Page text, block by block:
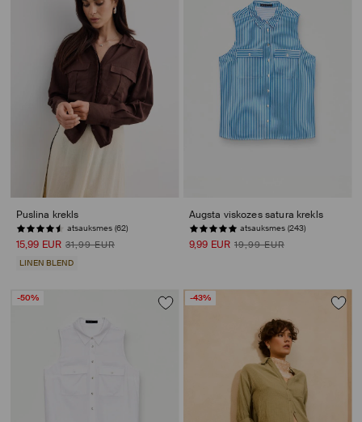
Puslina krekls
atsauksmes (62)
15,99 EUR 31,99 EUR
LINEN BLEND
Augsta viskozes satura krekls
atsauksmes (243)
9,99 EUR 19,99 EUR
-50% -43%